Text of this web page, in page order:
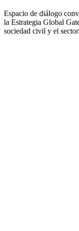
Espacio de diálogo
la Estrategia Global
sociedad civil y el